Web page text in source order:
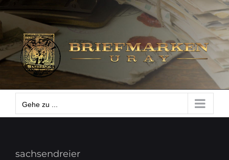
Zum
Inhalt
springen
Gehe zu ...
Gehe zu ...
sachsendreier